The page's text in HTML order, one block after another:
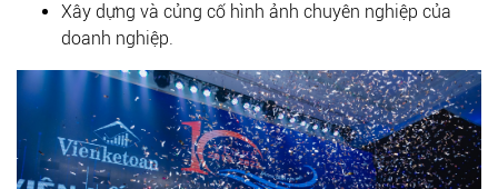
Xây dựng và củng cố hình ảnh chuyên nghiệp của
doanh nghiệp.